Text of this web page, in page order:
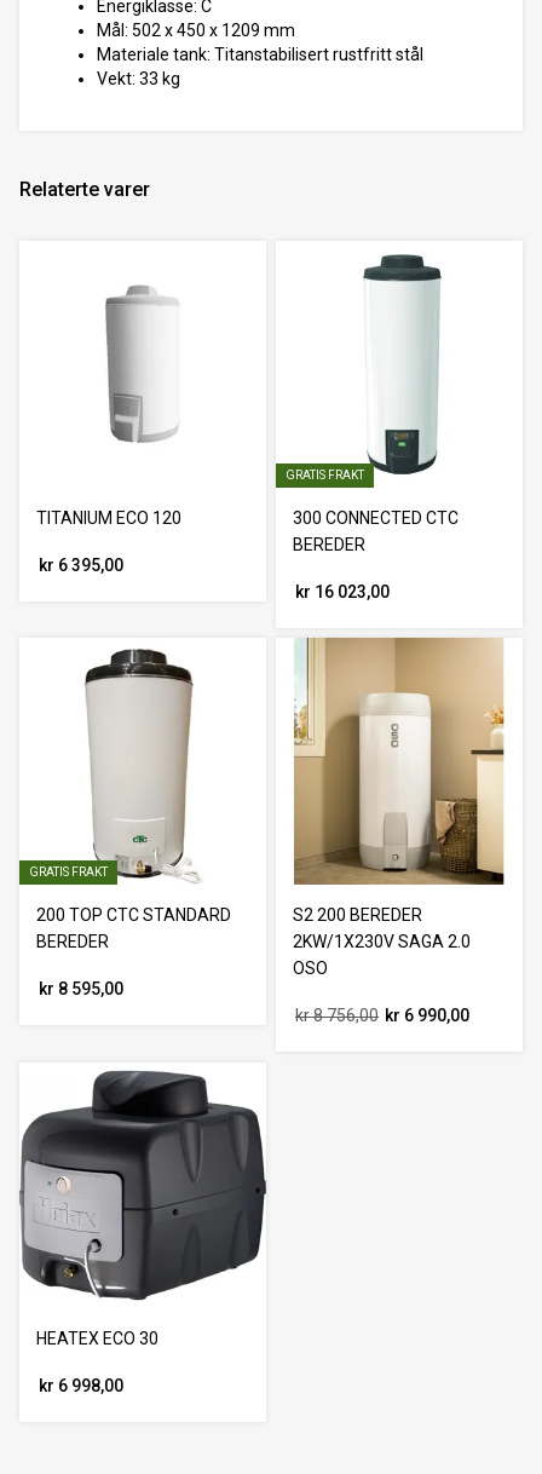
Energiklasse: C
Mål: 502 x 450 x 1209 mm
Materiale tank: Titanstabilisert rustfritt stål
Vekt: 33 kg
Relaterte varer
TITANIUM ECO 120
kr 6 395,00
GRATIS FRAKT
300 CONNECTED CTC
BEREDER
kr 16 023,00
GRATIS FRAKT
200 TOP CTC STANDARD
BEREDER
kr 8 595,00
S2 200 BEREDER
2KW/1X230V SAGA 2.0
OSO
kr 8 756,00 kr 6 990,00
HEATEX ECO 30
kr 6 998,00